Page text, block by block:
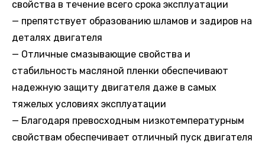
свойства в течение всего срока эксплуатации
— препятствует образованию шламов и задиров на
деталях двигателя
— Отличные смазывающие свойства и
стабильность масляной пленки обеспечивают
надежную защиту двигателя даже в самых
тяжелых условиях эксплуатации
— Благодаря превосходным низкотемпературным
свойствам обеспечивает отличный пуск двигателя